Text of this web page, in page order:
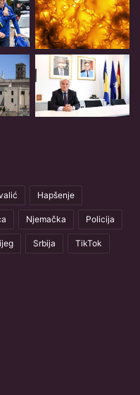
Hapšenje
Njemačka Policija
Srbija TikTok